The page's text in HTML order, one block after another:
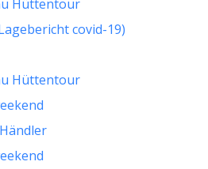
Hüttentour
covid-19)
Hüttentour